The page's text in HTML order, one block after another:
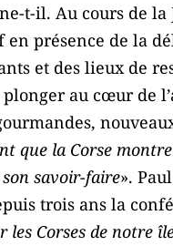
t-il. Au cours de
en présence de la
et des lieux de
au cœur de
que la Corse
savoir-faire».
trois ans la
les Corses de notre